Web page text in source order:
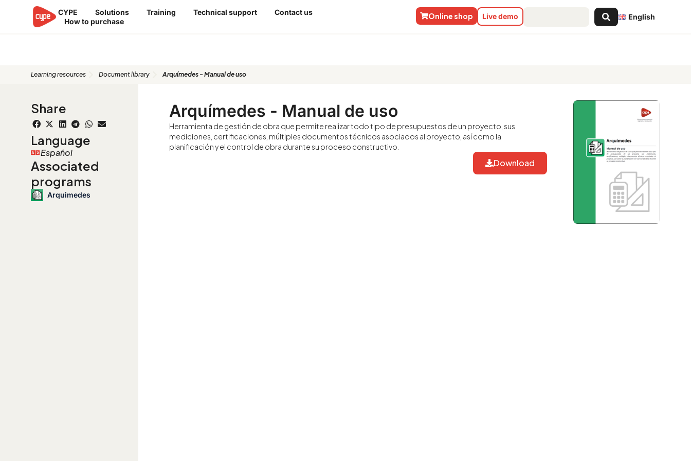
CYPE Solutions Training Technical support
Contact us
How to purchase
English
Search
...
Live demo
Online shop
Learning resources Document library Arquímedes - Manual de uso
Share
Language
Español
Associated
programs
Arquimedes
Arquímedes - Manual de uso
Herramienta de gestión de obra que permite realizar todo tipo de presupuestos de un proyecto, sus
mediciones, certificaciones, múltiples documentos técnicos asociados al proyecto, así como la
planificación y el control de obra durante su proceso constructivo.
Download